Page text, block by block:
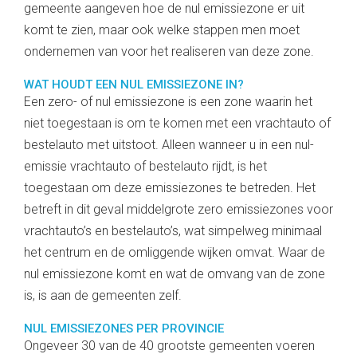
gemeente aangeven hoe de nul emissiezone er uit
komt te zien, maar ook welke stappen men moet
ondernemen van voor het realiseren van deze zone.
WAT HOUDT EEN NUL EMISSIEZONE IN?
Een zero- of nul emissiezone is een zone waarin het
niet toegestaan is om te komen met een vrachtauto of
bestelauto met uitstoot. Alleen wanneer u in een nul-
emissie vrachtauto of bestelauto rijdt, is het
toegestaan om deze emissiezones te betreden. Het
betreft in dit geval middelgrote zero emissiezones voor
vrachtauto’s en bestelauto’s, wat simpelweg minimaal
het centrum en de omliggende wijken omvat. Waar de
nul emissiezone komt en wat de omvang van de zone
is, is aan de gemeenten zelf.
NUL EMISSIEZONES PER PROVINCIE
Ongeveer 30 van de 40 grootste gemeenten voeren